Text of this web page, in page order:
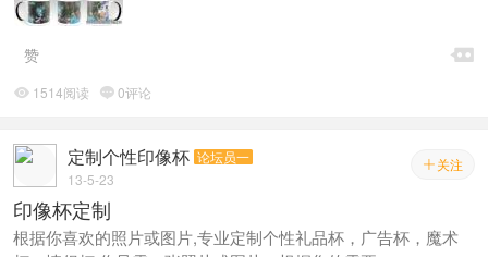

赞
 1514阅读 0评论
 关注
定制个性印像杯 论坛员一
13-5-23
印像杯定制
根据你喜欢的照片或图片,专业定制个性礼品杯，广告杯，魔术